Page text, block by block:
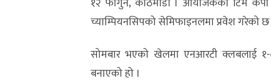
च्याम्पियनसिपको सेमिफाइनलमा प्रवेश गरेको छ
सोमबार भएको खेलमा एनआरटी क्लबलाई
बनाएको हो ।